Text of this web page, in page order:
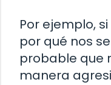
Por ejemplo,
por qué nos
probable que
manera